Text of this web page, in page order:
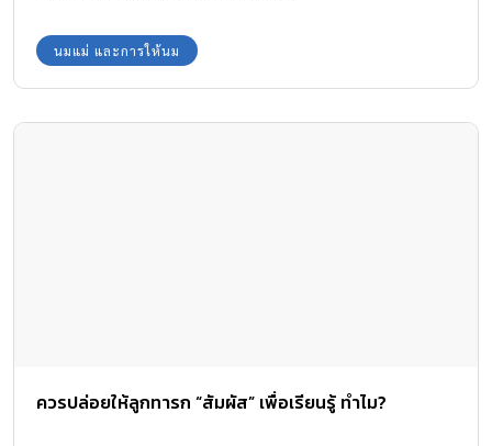
นมแม่ และการให้นม
ควรปล่อยให้ลูกทารก “สัมผัส” เพื่อเรียนรู้ ทำไม?